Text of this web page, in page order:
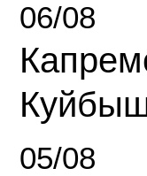
06/08
05/08